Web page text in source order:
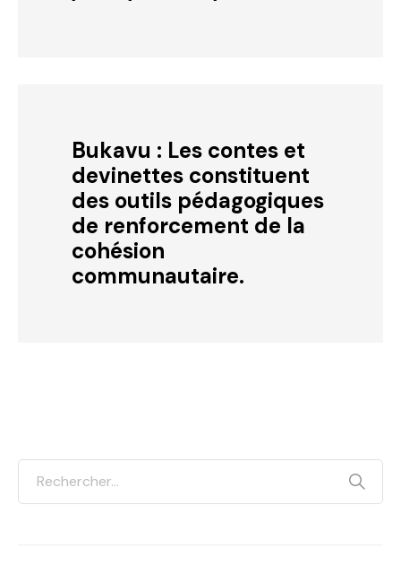
Bukavu : Les contes et
devinettes constituent
des outils pédagogiques
de renforcement de la
cohésion
communautaire.